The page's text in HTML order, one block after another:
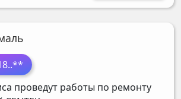
..**
проведут работы по ремонту